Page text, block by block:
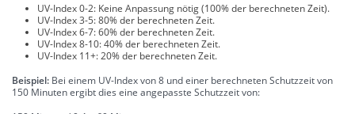
UV-Index 0-2: Keine Anpassung nötig (100% der berechneten Zeit).
UV-Index 3-5: 80% der berechneten Zeit.
UV-Index 6-7: 60% der berechneten Zeit.
UV-Index 8-10: 40% der berechneten Zeit.
UV-Index 11+: 20% der berechneten Zeit.
Beispiel: Bei einem UV-Index von 8 und einer berechneten Schutzzeit von
150 Minuten ergibt dies eine angepasste Schutzzeit von: